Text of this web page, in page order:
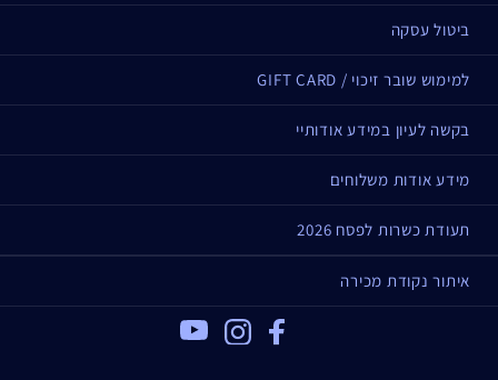
ביטול עסקה
למימוש שובר זיכוי / GIFT CARD
בקשה לעיון במידע אודותיי
מידע אודות משלוחים
תעודת כשרות לפסח 2026
איתור נקודת מכירה
Facebook